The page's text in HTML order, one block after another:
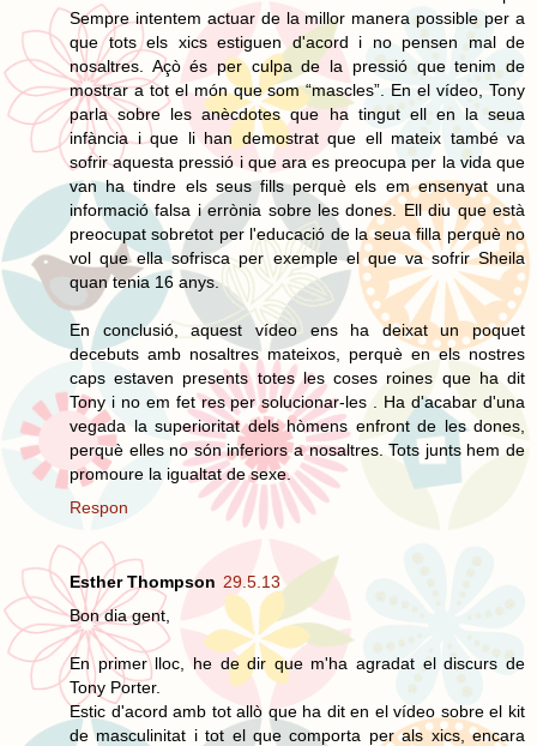
Sempre intentem actuar de la millor manera possible per a
que tots els xics estiguen d'acord i no pensen mal de
nosaltres. Açò és per culpa de la pressió que tenim de
mostrar a tot el món que som “mascles”. En el vídeo, Tony
parla sobre les anècdotes que ha tingut ell en la seua
infància i que li han demostrat que ell mateix també va
sofrir aquesta pressió i que ara es preocupa per la vida que
van ha tindre els seus fills perquè els em ensenyat una
informació falsa i errònia sobre les dones. Ell diu que està
preocupat sobretot per l'educació de la seua filla perquè no
vol que ella sofrisca per exemple el que va sofrir Sheila
quan tenia 16 anys.
En conclusió, aquest vídeo ens ha deixat un poquet
decebuts amb nosaltres mateixos, perquè en els nostres
caps estaven presents totes les coses roines que ha dit
Tony i no em fet res per solucionar-les . Ha d'acabar d'una
vegada la superioritat dels hòmens enfront de les dones,
perquè elles no són inferiors a nosaltres. Tots junts hem de
promoure la igualtat de sexe.
Respon
Esther Thompson 29.5.13
Bon dia gent,
En primer lloc, he de dir que m'ha agradat el discurs de
Tony Porter.
Estic d'acord amb tot allò que ha dit en el vídeo sobre el kit
de masculinitat i tot el que comporta per als xics, encara